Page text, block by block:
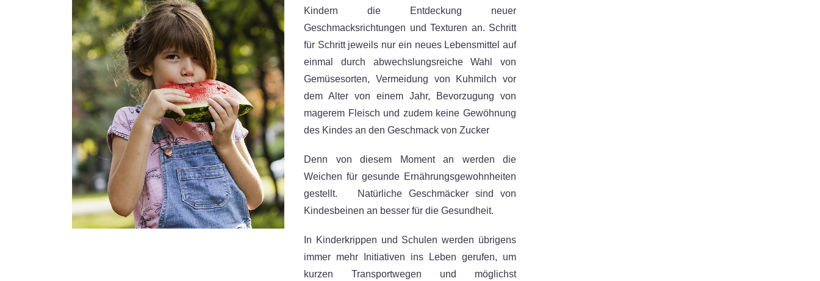
Kindern die Entdeckung neuer
Geschmacksrichtungen und Texturen an. Schritt
für Schritt jeweils nur ein neues Lebensmittel auf
einmal durch abwechslungsreiche Wahl von
Gemüsesorten, Vermeidung von Kuhmilch vor
dem Alter von einem Jahr, Bevorzugung von
magerem Fleisch und zudem keine Gewöhnung
des Kindes an den Geschmack von Zucker
Denn von diesem Moment an werden die
Weichen für gesunde Ernährungsgewohnheiten
gestellt. Natürliche Geschmäcker sind von
Kindesbeinen an besser für die Gesundheit.
In Kinderkrippen und Schulen werden übrigens
immer mehr Initiativen ins Leben gerufen, um
kurzen Transportwegen und möglichst